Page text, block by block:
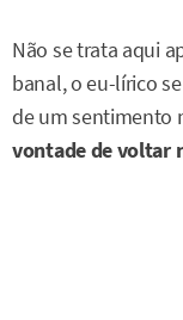
Não se trata aqui
banal, o eu-lírico
de um sentimento
vontade de voltar